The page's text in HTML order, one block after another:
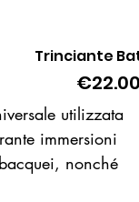
Quick
Trinciante Bat
Price
€22.00
utilizzata
immersioni
nonché